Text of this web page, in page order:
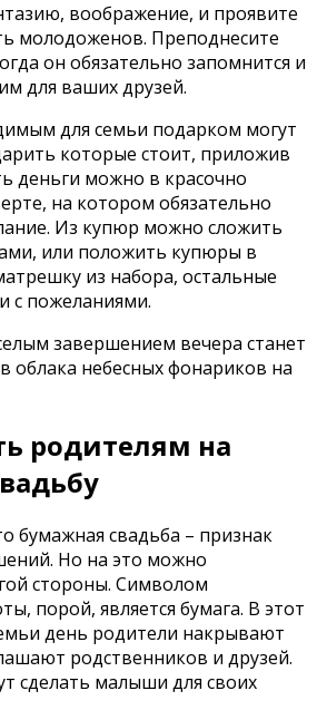
воображение, и проявите
молодоженов. Преподнесите
он обязательно запомнится и
для ваших друзей.
для семьи подарком могут
которые стоит, приложив
деньги можно в красочно
на котором обязательно
Из купюр можно сложить
или положить купюры в
из набора, остальные
с пожеланиями.
завершением вечера станет
облака небесных фонариков на
родителям на
бумажная свадьба – признак
Но на это можно
стороны. Символом
порой, является бумага. В этот
день родители накрывают
родственников и друзей.
сделать малыши для своих